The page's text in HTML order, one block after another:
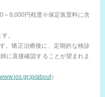
～8,000円程度※保定装置料に含
。
。矯正治療後に、定期的な検診
に直接確認することが望まれま
about）